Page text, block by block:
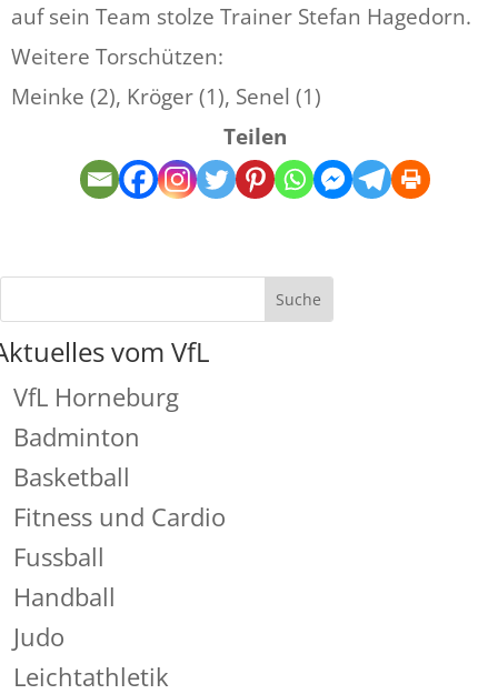
auf sein Team stolze Trainer Stefan Hagedorn.
Weitere Torschützen:
Meinke (2), Kröger (1), Senel (1)
Teilen
vom VfL
VfL Horneburg
Badminton
Basketball
Fitness und Cardio
Fussball
Handball
Judo
Leichtathletik